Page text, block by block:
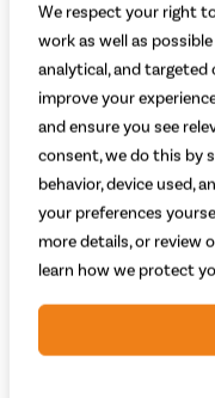
We respect your right
work as well as
analytical, and targeted
improve your
and ensure you see
consent, we do this by
behavior, device used,
your preferences
more details, or review
learn how we protect